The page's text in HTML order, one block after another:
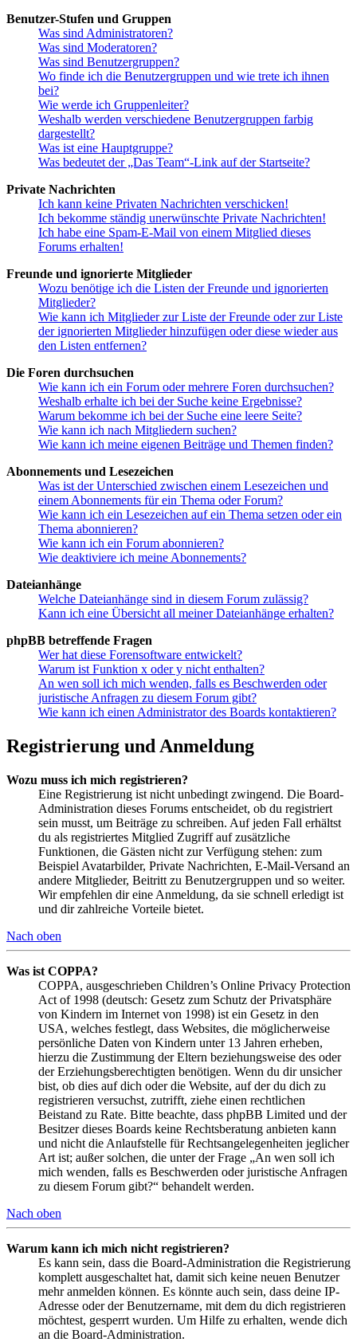
Benutzer-Stufen und Gruppen
Was sind Administratoren?
Was sind Moderatoren?
Was sind Benutzergruppen?
Wo finde ich die Benutzergruppen und wie trete ich ihnen
bei?
Wie werde ich Gruppenleiter?
Weshalb werden verschiedene Benutzergruppen farbig
dargestellt?
Was ist eine Hauptgruppe?
Was bedeutet der „Das Team“-Link auf der Startseite?
Private Nachrichten
Ich kann keine Privaten Nachrichten verschicken!
Ich bekomme ständig unerwünschte Private Nachrichten!
Ich habe eine Spam-E-Mail von einem Mitglied dieses
Forums erhalten!
Freunde und ignorierte Mitglieder
Wozu benötige ich die Listen der Freunde und ignorierten
Mitglieder?
Wie kann ich Mitglieder zur Liste der Freunde oder zur Liste
der ignorierten Mitglieder hinzufügen oder diese wieder aus
den Listen entfernen?
Die Foren durchsuchen
Wie kann ich ein Forum oder mehrere Foren durchsuchen?
Weshalb erhalte ich bei der Suche keine Ergebnisse?
Warum bekomme ich bei der Suche eine leere Seite?
Wie kann ich nach Mitgliedern suchen?
Wie kann ich meine eigenen Beiträge und Themen finden?
Abonnements und Lesezeichen
Was ist der Unterschied zwischen einem Lesezeichen und
einem Abonnements für ein Thema oder Forum?
Wie kann ich ein Lesezeichen auf ein Thema setzen oder ein
Thema abonnieren?
Wie kann ich ein Forum abonnieren?
Wie deaktiviere ich meine Abonnements?
Dateianhänge
Welche Dateianhänge sind in diesem Forum zulässig?
Kann ich eine Übersicht all meiner Dateianhänge erhalten?
phpBB betreffende Fragen
Wer hat diese Forensoftware entwickelt?
Warum ist Funktion x oder y nicht enthalten?
An wen soll ich mich wenden, falls es Beschwerden oder
juristische Anfragen zu diesem Forum gibt?
Wie kann ich einen Administrator des Boards kontaktieren?
Registrierung und Anmeldung
Wozu muss ich mich registrieren?
Eine Registrierung ist nicht unbedingt zwingend. Die Board-
Administration dieses Forums entscheidet, ob du registriert
sein musst, um Beiträge zu schreiben. Auf jeden Fall erhältst
du als registriertes Mitglied Zugriff auf zusätzliche
Funktionen, die Gästen nicht zur Verfügung stehen: zum
Beispiel Avatarbilder, Private Nachrichten, E-Mail-Versand an
andere Mitglieder, Beitritt zu Benutzergruppen und so weiter.
Wir empfehlen dir eine Anmeldung, da sie schnell erledigt ist
und dir zahlreiche Vorteile bietet.
Nach oben
Was ist COPPA?
COPPA, ausgeschrieben Children’s Online Privacy Protection
Act of 1998 (deutsch: Gesetz zum Schutz der Privatsphäre
von Kindern im Internet von 1998) ist ein Gesetz in den
USA, welches festlegt, dass Websites, die möglicherweise
persönliche Daten von Kindern unter 13 Jahren erheben,
hierzu die Zustimmung der Eltern beziehungsweise des oder
der Erziehungsberechtigten benötigen. Wenn du dir unsicher
bist, ob dies auf dich oder die Website, auf der du dich zu
registrieren versuchst, zutrifft, ziehe einen rechtlichen
Beistand zu Rate. Bitte beachte, dass phpBB Limited und der
Besitzer dieses Boards keine Rechtsberatung anbieten kann
und nicht die Anlaufstelle für Rechtsangelegenheiten jeglicher
Art ist; außer solchen, die unter der Frage „An wen soll ich
mich wenden, falls es Beschwerden oder juristische Anfragen
zu diesem Forum gibt?“ behandelt werden.
Nach oben
Warum kann ich mich nicht registrieren?
Es kann sein, dass die Board-Administration die Registrierung
komplett ausgeschaltet hat, damit sich keine neuen Benutzer
mehr anmelden können. Es könnte auch sein, dass deine IP-
Adresse oder der Benutzername, mit dem du dich registrieren
möchtest, gesperrt wurden. Um Hilfe zu erhalten, wende dich
an die Board-Administration.